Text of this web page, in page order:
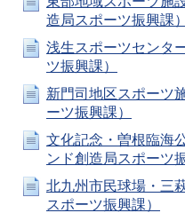
造局スポーツ振興課）
浅生スポーツセンタ
ツ振興課）
新門司地区スポーツ
ーツ振興課）
文化記念・曽根臨海
ンド創造局スポーツ
北九州市民球場・三
スポーツ振興課）